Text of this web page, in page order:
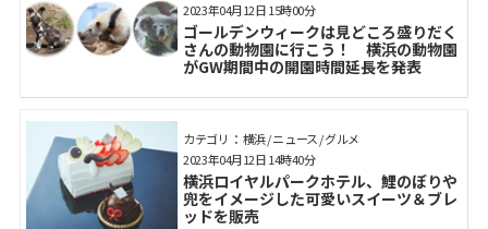
ゴールデンウィークは見どころ盛りだく
さんの動物園に行こう！ 横浜の動物園
がGW期間中の開園時間延長を発表
2023年04月12日 15時00分
カテゴリ： 横浜 / ニュース / グルメ
横浜ロイヤルパークホテル、鯉のぼりや
兜をイメージした可愛いスイーツ＆ブレ
ッドを販売
2023年04月12日 14時40分